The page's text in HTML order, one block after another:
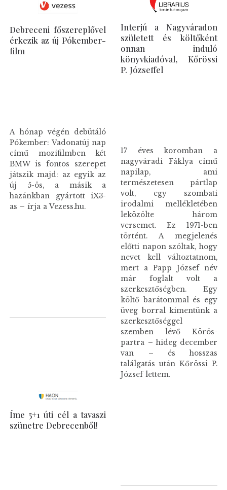
Debreceni főszereplővel
érkezik az új Pókember-
film
A hónap végén debütáló
Pókember: Vadonatúj nap
című mozifilmben két
BMW is fontos szerepet
játszik majd: az egyik az
új 5-ös, a másik a
hazánkban gyártott iX3-
as – írja a Vezess.hu.
Íme 5+1 úti cél a tavaszi
szünetre Debrecenből!
Interjú a Nagyváradon
született és költőként
onnan induló
könyvkiadóval, Kőrössi
P. Józseffel
17 éves koromban a
nagyváradi Fáklya című
napilap, ami
természetesen pártlap
volt, egy szombati
irodalmi mellékletében
leközölte három
versemet. Ez 1971-ben
történt. A megjelenés
előtti napon szóltak, hogy
nevet kell változtatnom,
mert a Papp József név
már foglalt volt a
szerkesztőségben. Egy
költő barátommal és egy
üveg borral kimentünk a
szerkesztőséggel
szemben lévő Körös-
partra – hideg december
van – és hosszas
találgatás után Kőrössi P.
József lettem.